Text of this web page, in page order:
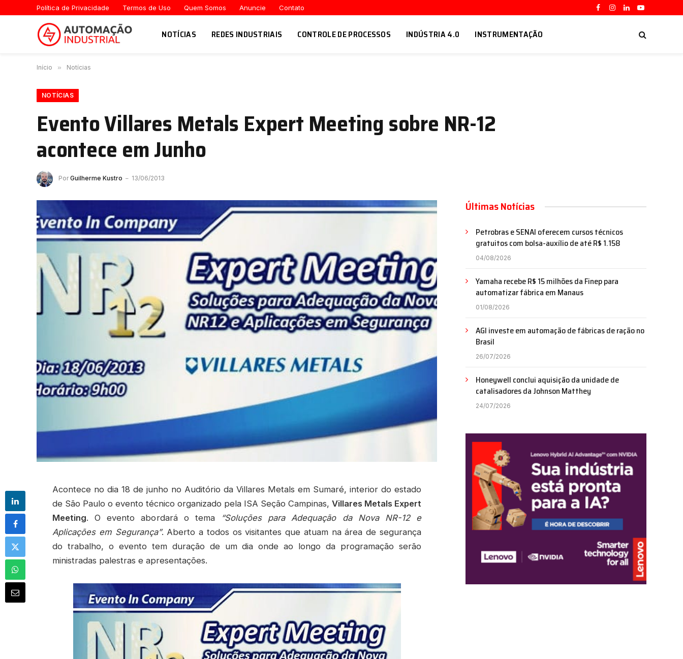
Política de Privacidade Termos de Uso Quem Somos Anuncie Contato
Facebook
Instagram
LinkedInYouTube
NOTÍCIAS REDES INDUSTRIAIS CONTROLE DE PROCESSOS INDÚSTRIA 4.0 INSTRUMENTAÇÃO
Início » Notícias
NOTÍCIAS
Evento Villares Metals Expert Meeting sobre NR-12
acontece em Junho
Por Guilherme Kustro 13/06/2013
Acontece no dia 18 de junho no Auditório da Villares Metals em Sumaré, interior do estado
de São Paulo o evento técnico organizado pela ISA Seção Campinas, Villares Metals Expert
Meeting. O evento abordará o tema
“Soluções para Adequação da Nova NR-12 e
Aplicações em Segurança”. Aberto a todos os visitantes que atuam na área de segurança
do trabalho, o evento tem duração de um dia onde ao longo da programação serão
ministradas palestras e apresentações.
Últimas Notícias
Petrobras e SENAI oferecem cursos técnicos
gratuitos com bolsa-auxílio de até R$ 1.158
04/08/2026
Yamaha recebe R$ 15 milhões da Finep para
automatizar fábrica em Manaus
01/08/2026
AGI investe em automação de fábricas de ração no
Brasil
26/07/2026
Honeywell conclui aquisição da unidade de
catalisadores da Johnson Matthey
24/07/2026